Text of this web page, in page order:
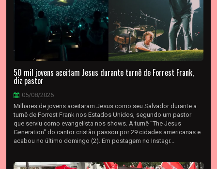
50 mil jovens aceitam Jesus durante turnê de Forrest Frank,
diz pastor
05/08/2026
Milhares de jovens aceitaram Jesus como seu Salvador durante a
turnê de Forrest Frank nos Estados Unidos, segundo um pastor
que serviu como evangelista nos shows. A turnê "The Jesus
Generation" do cantor cristão passou por 29 cidades americanas e
acabou no último domingo (2). Em postagem no Instagr...